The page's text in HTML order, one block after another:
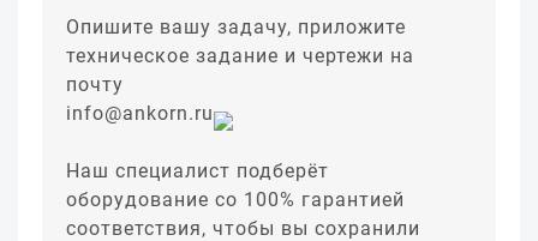
Опишите вашу задачу, приложите
техническое задание и чертежи на
почту
info@ankorn.ru
Наш специалист подберёт
оборудование со 100% гарантией
соответствия, чтобы вы сохранили